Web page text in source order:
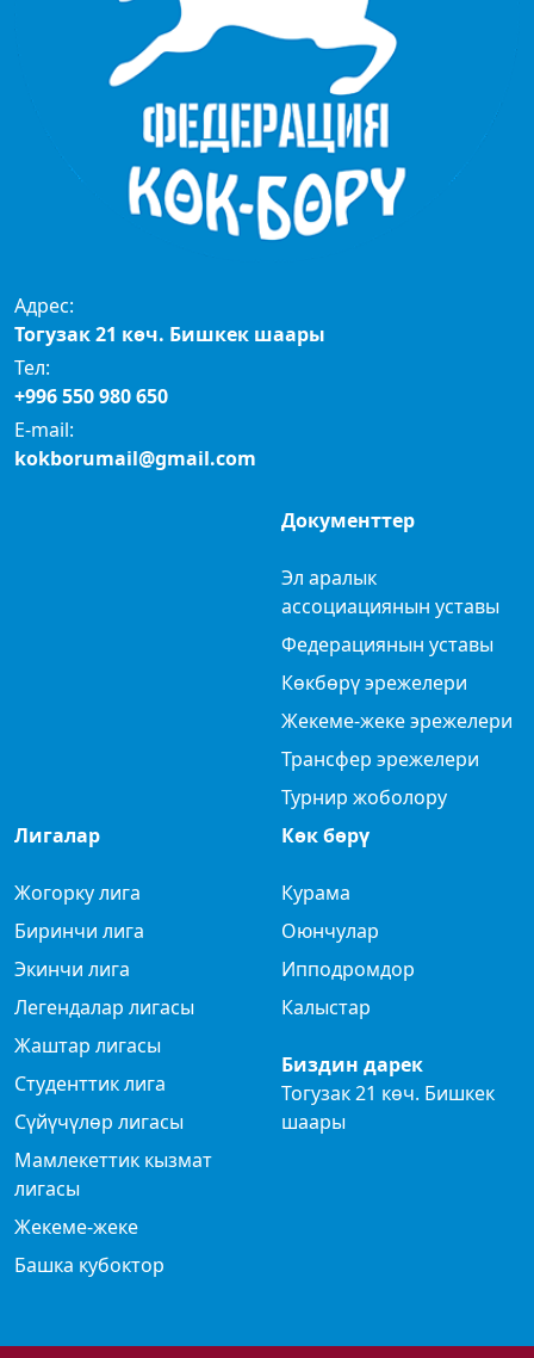
Адрес:
Тогузак 21 көч. Бишкек шаары
Тел:
+996 550 980 650
E-mail:
kokborumail@gmail.com
Документтер
Эл аралык
ассоциациянын уставы
Федерациянын уставы
Көкбөрү эрежелери
Жекеме-жеке эрежелери
Трансфер эрежелери
Турнир жоболору
Лигалар
Жогорку лига
Биринчи лига
Экинчи лига
Легендалар лигасы
Жаштар лигасы
Студенттик лига
Сүйүчүлөр лигасы
Мамлекеттик кызмат
лигасы
Жекеме-жеке
Башка кубоктор
Көк бөрү
Курама
Оюнчулар
Ипподромдор
Калыстар
Биздин дарек
Тогузак 21 көч. Бишкек
шаары